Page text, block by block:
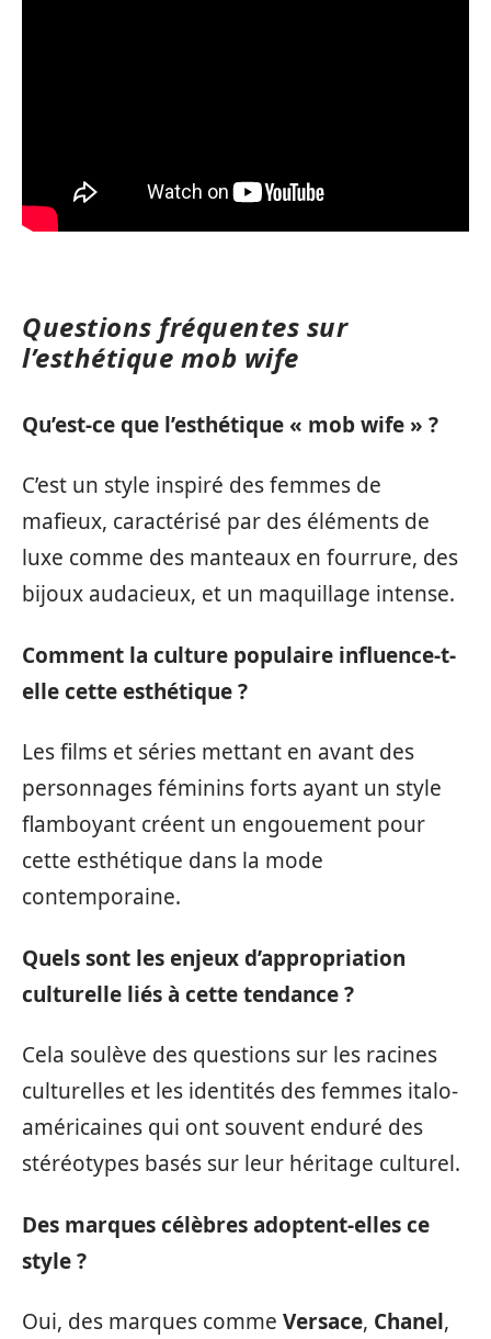
Questions fréquentes sur
l’esthétique mob wife
Qu’est-ce que l’esthétique « mob wife » ?
C’est un style inspiré des femmes de
mafieux, caractérisé par des éléments de
luxe comme des manteaux en fourrure, des
bijoux audacieux, et un maquillage intense.
Comment la culture populaire influence-t-
elle cette esthétique ?
Les films et séries mettant en avant des
personnages féminins forts ayant un style
flamboyant créent un engouement pour
cette esthétique dans la mode
contemporaine.
Quels sont les enjeux d’appropriation
culturelle liés à cette tendance ?
Cela soulève des questions sur les racines
culturelles et les identités des femmes italo-
américaines qui ont souvent enduré des
stéréotypes basés sur leur héritage culturel.
Des marques célèbres adoptent-elles ce
style ?
Oui, des marques comme Versace, Chanel,